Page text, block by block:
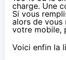
charge. Une
Si vous
alors de vous
votre mobile,
Voici enfin la